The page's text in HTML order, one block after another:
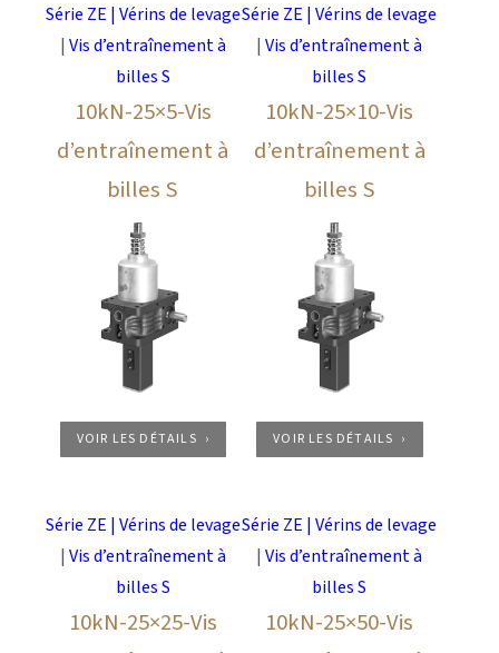
Série ZE | Vérins de levage
| Vis d’entraînement à
billes S
10kN-25×5-Vis
d’entraînement à
billes S
VOIR LES DÉTAILS
Série ZE | Vérins de levage
|Vis d’entraînement à
billes S
10kN-25×10-Vis
d’entraînement à
billes S
VOIR LES DÉTAILS
Série ZE | Vérins de levage
| Vis d’entraînement à
billes S
10kN-25×25-Vis
Série ZE | Vérins de levage
|Vis d’entraînement à
billes S
10kN-25×50-Vis